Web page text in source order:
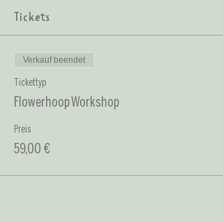
Tickets
Verkauf beendet
Tickettyp
Flowerhoop Workshop
Preis
59,00 €